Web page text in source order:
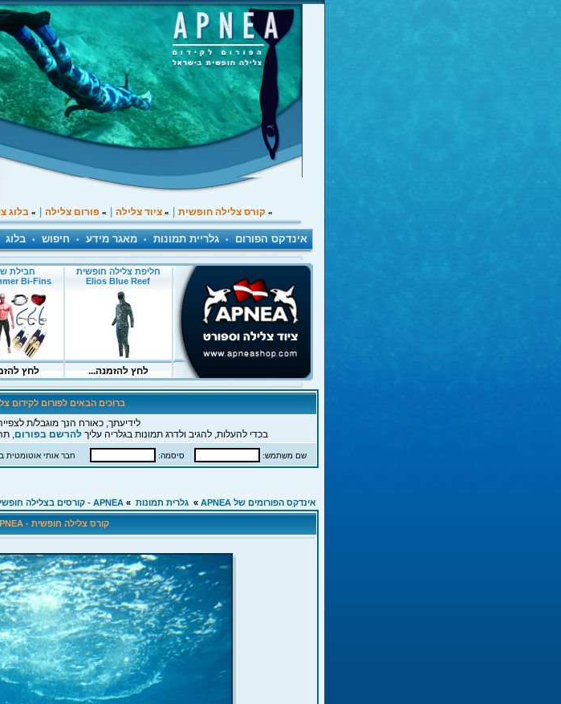
» קורס צלילה חופשית |
» ציוד צלילה |
» פורום צלילה |
» בלוג
אינדקס הפורום • גלריית תמונות • מאגר מידע • חיפוש • בלוג
ברוכים הבאים לפורום לקידום
לידיעתך, כאורח הנך מוגבל/ת
בכדי להעלות, להגיב ולדרג תמונות בגלריה עליךלהרשם בפורום,
שם משתמש: סיסמה: חבר אותי אוטומטית
אינדקס הפורומים של APNEA » גלרית תמונות » APNEA - קורסים בצלילה חופשית 2011
קורס צלילה חופשית - APNEA - עם גיא - 015